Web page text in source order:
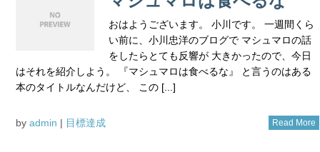
おはようございます。 小川です。 一週間くら
い前に、小川忠洋のブログで マシュマロの話
をしたらとても反響が 大きかったので、今日
はそれを紹介しよう。 『マシュマロは食べるな』 と言うのはある
本のタイトルなんだけど、 この [...]
by admin | 目標達成 Read More